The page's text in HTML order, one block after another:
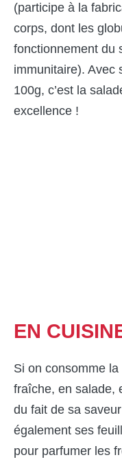
(participe à la
corps, dont les
fonctionnement du
immunitaire). Avec
100g, c’est la
excellence !
EN
Si on consomme
fraîche, en salade,
du fait de sa
également ses
pour parfumer les